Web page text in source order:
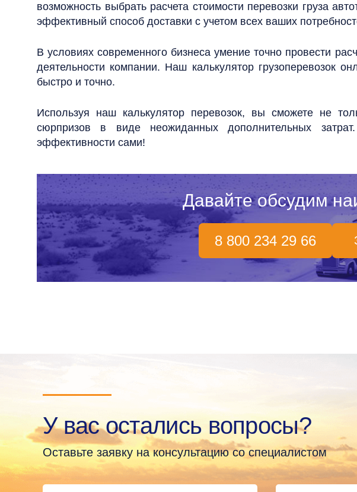
возможность выбрать расчета стоимости перевозки груза
эффективный способ доставки с учетом всех ваших
В условиях современного бизнеса умение точно провести
деятельности компании. Наш калькулятор грузоперевозок
быстро и точно.
Используя наш калькулятор перевозок, вы сможете не
сюрпризов в виде неожиданных дополнительных
эффективности сами!
Давайте обсудим
8 800 234 29 66
У вас остались вопросы?
Оставьте заявку на консультацию со специалистом